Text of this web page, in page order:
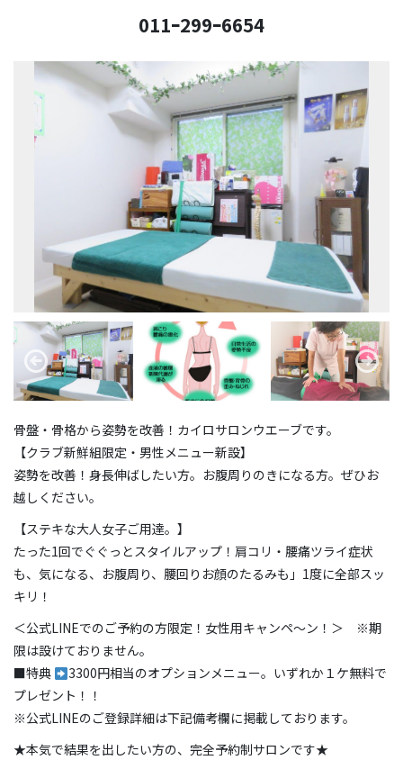
011ｰ299ｰ6654
骨盤・骨格から姿勢を改善！カイロサロンウエーブです。
【クラブ新鮮組限定・男性メニュー新設】
姿勢を改善！身長伸ばしたい方。お腹周りのきになる方。ぜひお
越しください。
【ステキな大人女子ご用達。】
たった1回でぐぐっとスタイルアップ！肩コリ・腰痛ツライ症状
も、気になる、お腹周り、腰回りお顔のたるみも」1度に全部スッ
キリ！
＜公式LINEでのご予約の方限定！女性用キャンペ～ン！＞ ※期
限は設けておりません。
■特典
3300円相当のオプションメニュー。いずれか１ケ無料で
プレゼント！！
※公式LINEのご登録詳細は下記備考欄に掲載しております。
★本気で結果を出したい方の、完全予約制サロンです★